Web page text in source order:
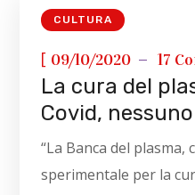
CULTURA
[ 09/10/2020 17
La cura del
Covid,
“La Banca del plasma,
sperimentale per la